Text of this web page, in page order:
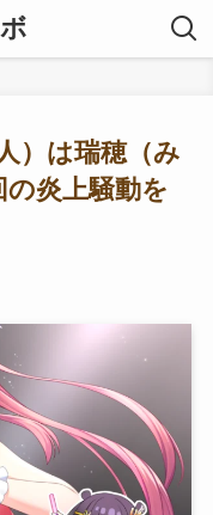
）は瑞穂（み
炎上騒動を